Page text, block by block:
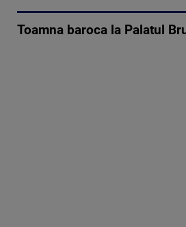
Toamna baroca la Palatul